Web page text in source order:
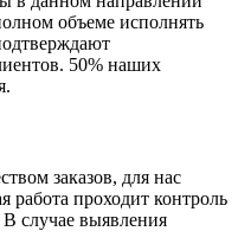
объеме исполнять
50% наших
заказов, для нас
работа проходит контроль
В случае выявления